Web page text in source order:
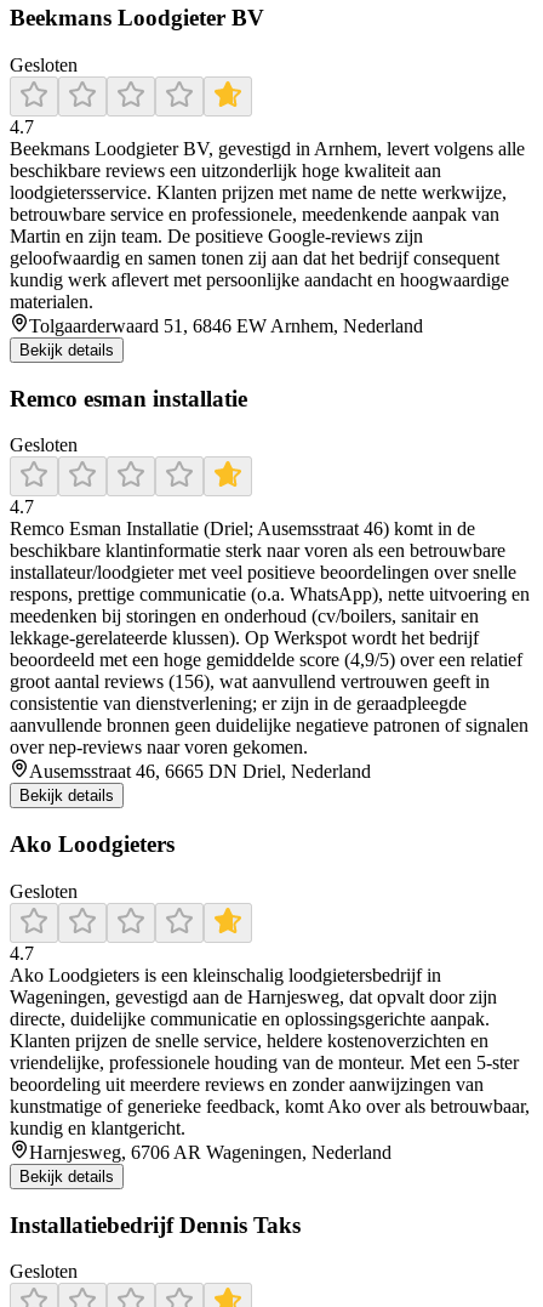
Beekmans Loodgieter BV
Gesloten
4.7
Beekmans Loodgieter BV, gevestigd in Arnhem, levert volgens alle
beschikbare reviews een uitzonderlijk hoge kwaliteit aan
loodgietersservice. Klanten prijzen met name de nette werkwijze,
betrouwbare service en professionele, meedenkende aanpak van
Martin en zijn team. De positieve Google‑reviews zijn
geloofwaardig en samen tonen zij aan dat het bedrijf consequent
kundig werk aflevert met persoonlijke aandacht en hoogwaardige
materialen.
Tolgaarderwaard 51, 6846 EW Arnhem, Nederland
Bekijk details
Remco esman installatie
Gesloten
4.7
Remco Esman Installatie (Driel; Ausemsstraat 46) komt in de
beschikbare klantinformatie sterk naar voren als een betrouwbare
installateur/loodgieter met veel positieve beoordelingen over snelle
respons, prettige communicatie (o.a. WhatsApp), nette uitvoering en
meedenken bij storingen en onderhoud (cv/boilers, sanitair en
lekkage-gerelateerde klussen). Op Werkspot wordt het bedrijf
beoordeeld met een hoge gemiddelde score (4,9/5) over een relatief
groot aantal reviews (156), wat aanvullend vertrouwen geeft in
consistentie van dienstverlening; er zijn in de geraadpleegde
aanvullende bronnen geen duidelijke negatieve patronen of signalen
over nep-reviews naar voren gekomen.
Ausemsstraat 46, 6665 DN Driel, Nederland
Bekijk details
Ako Loodgieters
Gesloten
4.7
Ako Loodgieters is een kleinschalig loodgietersbedrijf in
Wageningen, gevestigd aan de Harnjesweg, dat opvalt door zijn
directe, duidelijke communicatie en oplossingsgerichte aanpak.
Klanten prijzen de snelle service, heldere kostenoverzichten en
vriendelijke, professionele houding van de monteur. Met een 5‑ster
beoordeling uit meerdere reviews en zonder aanwijzingen van
kunstmatige of generieke feedback, komt Ako over als betrouwbaar,
kundig en klantgericht.
Harnjesweg, 6706 AR Wageningen, Nederland
Bekijk details
Installatiebedrijf Dennis Taks
Gesloten